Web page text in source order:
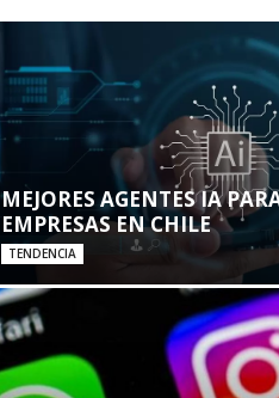
MEJORES AGENTES IA
EMPRESAS EN CHILE
TENDENCIA